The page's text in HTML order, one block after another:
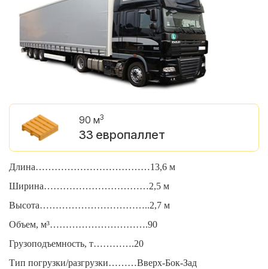
90 м3
33 европаллет
Длина………………………………13,6 м
Ширина……………………………2,5 м
Высота……………………………..2,7 м
Объем, м³………………………….90
Грузоподъемность, т………….20
Тип погрузки/разгрузки………Вверх-Бок-Зад